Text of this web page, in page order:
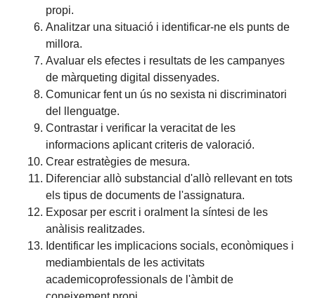
propi.
Analitzar una situació i identificar-ne els punts de
millora.
Avaluar els efectes i resultats de les campanyes
de màrqueting digital dissenyades.
Comunicar fent un ús no sexista ni discriminatori
del llenguatge.
Contrastar i verificar la veracitat de les
informacions aplicant criteris de valoració.
Crear estratègies de mesura.
Diferenciar allò substancial d'allò rellevant en tots
els tipus de documents de l'assignatura.
Exposar per escrit i oralment la síntesi de les
anàlisis realitzades.
Identificar les implicacions socials, econòmiques i
mediambientals de les activitats
academicoprofessionals de l'àmbit de